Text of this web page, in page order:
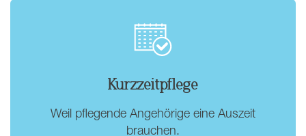
Kurzzeitpflege
Weil pflegende Angehörige eine Auszeit
brauchen.